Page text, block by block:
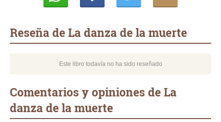
Reseña de La danza de la muerte
Este libro todavía no ha sido reseñado
Comentarios y opiniones de La
danza de la muerte